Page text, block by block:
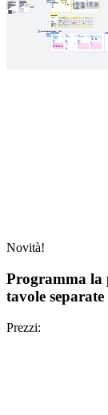
Novità!
Programma la
tavole
Prezzi: